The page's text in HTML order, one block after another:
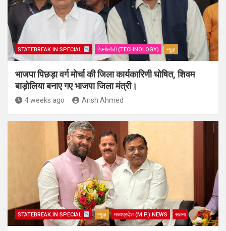
STATEBREAK.IN SPECIAL टेक्नोलॉजी (TECHNOLOGY) न्यूज़
भाजपा पिछड़ा वर्ग मोर्चा की जिला कार्यकारिणी घोषित, शिवम
बाड़ोलिया बनाए गए भाजपा जिला मंत्री।
4 weeks ago Arish Ahmed
STATEBREAK.IN SPECIAL न्यूज़ मध्यप्रदेश (M.P.) NEWS सतना